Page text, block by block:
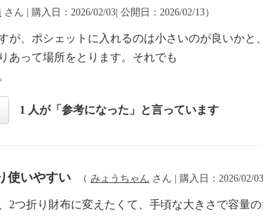
さん | 購入日：2026/02/03| 公開日：2026/02/13）
が、ポシェットに入れるのは小さいのが良いかと
あって場所をとります。それでも
1 人が「参考になった」と言っています
使いやすい （ みょうちゃん さん | 購入日：2026/02/
2つ折り財布に変えたくて、手頃な大きさで容量の